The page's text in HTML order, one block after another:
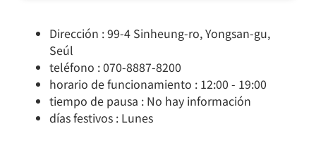
Dirección : 99-4 Sinheung-ro, Yongsan-gu,
Seúl
teléfono : 070-8887-8200
horario de funcionamiento : 12:00 - 19:00
tiempo de pausa : No hay información
días festivos : Lunes